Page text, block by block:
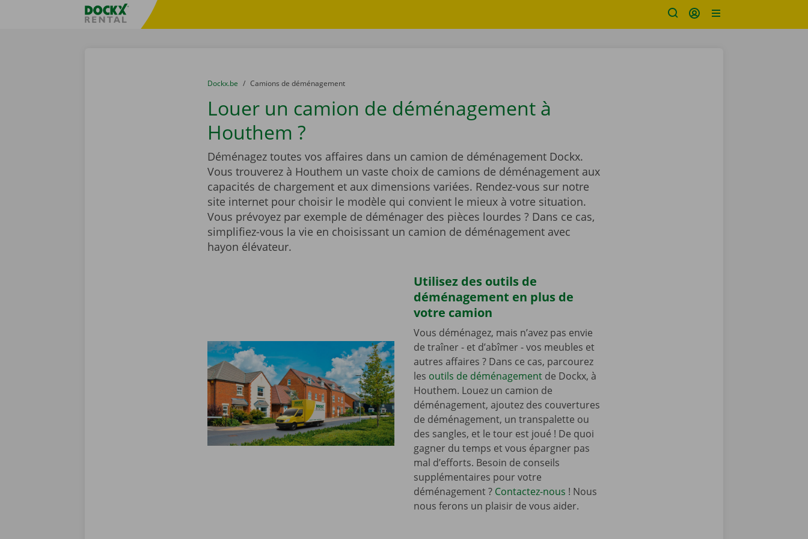
sitename
You are here:
du
Dockx.be to
Camions de déménagement
Louer un camion de déménagement à
Houthem ?
Déménagez toutes vos affaires dans un camion de déménagement Dockx.
Vous trouverez à Houthem un vaste choix de camions de déménagement aux
capacités de chargement et aux dimensions variées. Rendez-vous sur notre
site internet pour choisir le modèle qui convient le mieux à votre situation.
Vous prévoyez par exemple de déménager des pièces lourdes ? Dans ce cas,
simplifiez-vous la vie en choisissant un camion de déménagement avec
hayon élévateur.
Utilisez des outils de
déménagement en plus de
votre camion
Vous déménagez, mais n’avez pas envie
de traîner - et d’abîmer - vos meubles et
autres affaires ? Dans ce cas, parcourez
les outils de déménagementde Dockx, à
Houthem. Louez un camion de
déménagement, ajoutez des couvertures
de déménagement, un transpalette ou
des sangles, et le tour est joué ! De quoi
gagner du temps et vous épargner pas
mal d’efforts. Besoin de conseils
supplémentaires pour votre
déménagement ? Contactez-nous ! Nous
nous ferons un plaisir de vous aider.